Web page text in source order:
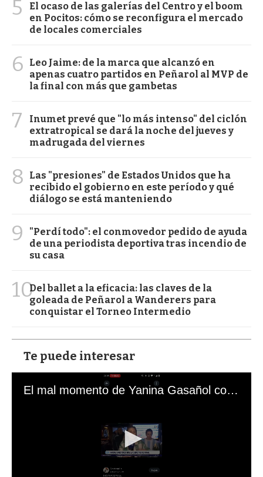
5
El ocaso de las galerías del Centro y el boom
en Pocitos: cómo se reconfigura el mercado
de locales comerciales
6
Leo Jaime: de la marca que alcanzó en
apenas cuatro partidos en Peñarol al MVP de
la final con más que gambetas
7
Inumet prevé que "lo más intenso" del ciclón
extratropical se dará la noche del jueves y
madrugada del viernes
8
Las "presiones" de Estados Unidos que ha
recibido el gobierno en este período y qué
diálogo se está manteniendo
9
"Perdí todo": el conmovedor pedido de ayuda
de una periodista deportiva tras incendio de
su casa
10Del ballet a la eficacia: las claves de la
goleada de Peñarol a Wanderers para
conquistar el Torneo Intermedio
Te puede interesar
El mal momento de Yanina Gasañol con un hincha argentino en "Subrayado"